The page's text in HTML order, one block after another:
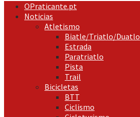
Primary
Menu
OPraticante.pt
Noticias
Atletismo
Biatle/Triatlo/Duatlo
Estrada
Paratriatlo
Pista
Trail
Bicicletas
BTT
Ciclismo